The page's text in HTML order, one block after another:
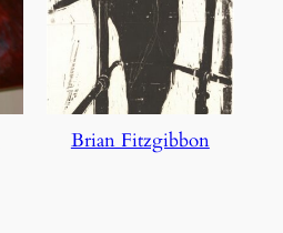
Brian Fitzgibbon